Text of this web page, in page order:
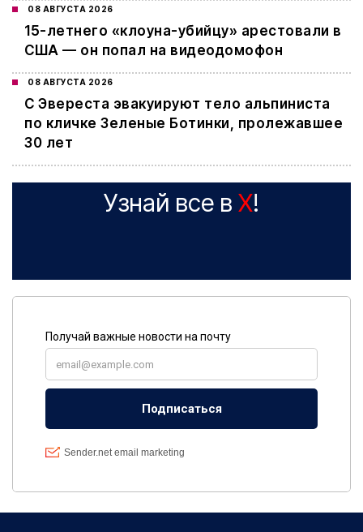
08 АВГУСТА 2026
15-летнего «клоуна-убийцу» арестовали в
США — он попал на видеодомофон
08 АВГУСТА 2026
С Эвереста эвакуируют тело альпиниста
по кличке Зеленые Ботинки, пролежавшее
30 лет
Узнай все в X!